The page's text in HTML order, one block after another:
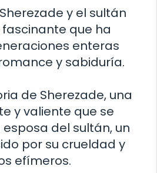
y el sultán
que ha
enteras
y sabiduría.
de Sherezade, una
y valiente que se
del sultán, un
por su crueldad y
efímeros.